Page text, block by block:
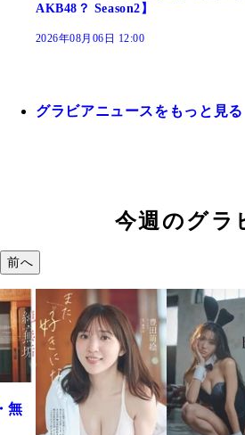
AKB48？ Season2】
2026年08月06日 12:00
グラビアニュースをもっと見る
今週のグラ
前へ